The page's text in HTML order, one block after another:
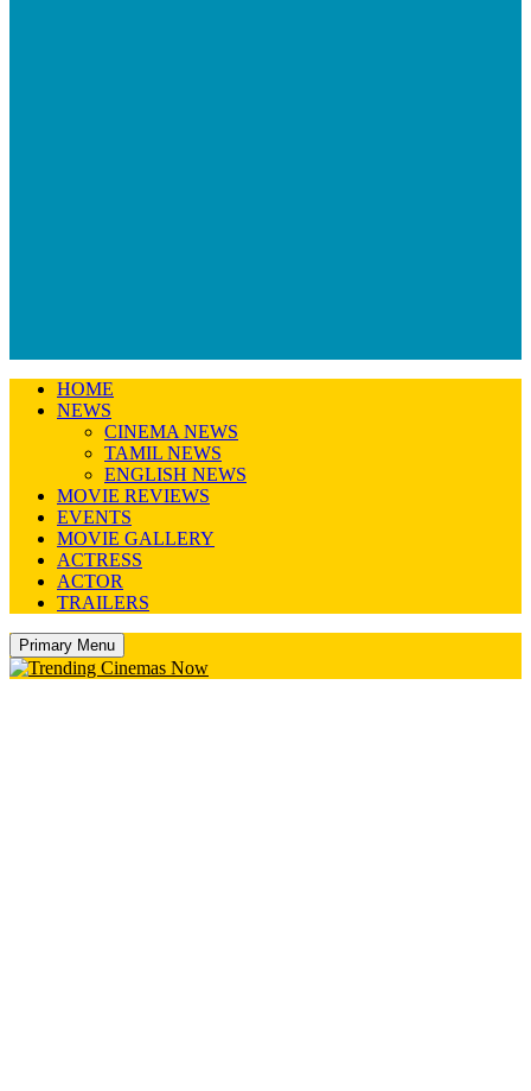
HOME
NEWS
CINEMA NEWS
TAMIL NEWS
ENGLISH NEWS
MOVIE REVIEWS
EVENTS
MOVIE GALLERY
ACTRESS
ACTOR
TRAILERS
Primary Menu